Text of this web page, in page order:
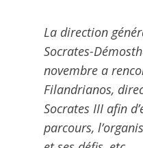
La direction
Socrates-
novembre a
Filandrianos,
Socrates III afin
parcours,